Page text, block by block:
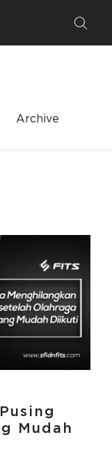
Archive
Mudah